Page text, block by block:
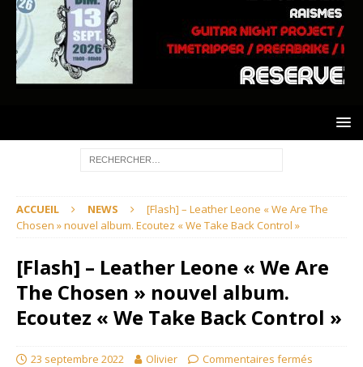
ACCUEIL NEWS
[Flash] – Leather Leone « We Are The
Chosen » nouvel album. Ecoutez « We Take Back Control »
[Flash] – Leather Leone « We Are
The Chosen » nouvel album.
Ecoutez « We Take Back Control »
23 septembre 2022 Olivier Commentaires fermés